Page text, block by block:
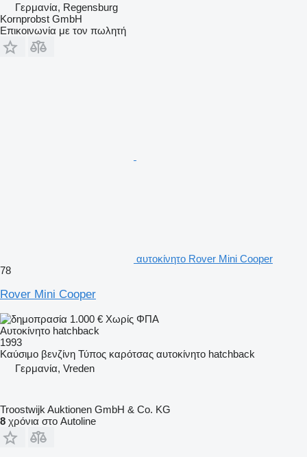
Γερμανία, Regensburg
Kornprobst GmbH
Επικοινωνία με τον πωλητή
αυτοκίνητο Rover Mini Cooper
78
Rover Mini Cooper
1.000 € Χωρίς ΦΠΑ
Αυτοκίνητο hatchback
1993
Καύσιμο βενζίνη Τύπος καρότσας αυτοκίνητο hatchback
Γερμανία, Vreden
Troostwijk Auktionen GmbH & Co. KG
8 χρόνια στο Autoline